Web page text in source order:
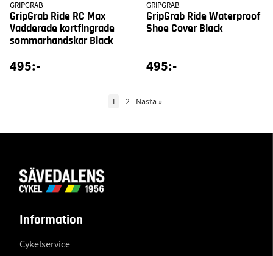
GRIPGRAB
GripGrab Ride RC Max
Vadderade kortfingrade
sommarhandskar Black
495:-
GRIPGRAB
GripGrab Ride Waterproof
Shoe Cover Black
495:-
1 2 Nästa »
Information
Cykelservice